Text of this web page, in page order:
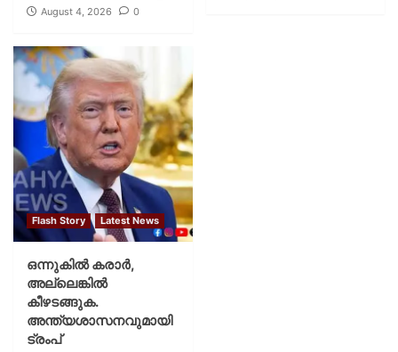
August 4, 2026 0
Flash Story Latest News
ഒന്നുകില്‍ കരാര്‍,
അല്ലെങ്കില്‍
കീഴടങ്ങുക.
അന്ത്യശാസനവുമായി
ട്രംപ്